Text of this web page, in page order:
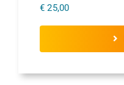
€ 25,00